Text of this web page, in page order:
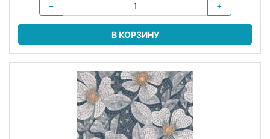
−
+
В КОРЗИНУ